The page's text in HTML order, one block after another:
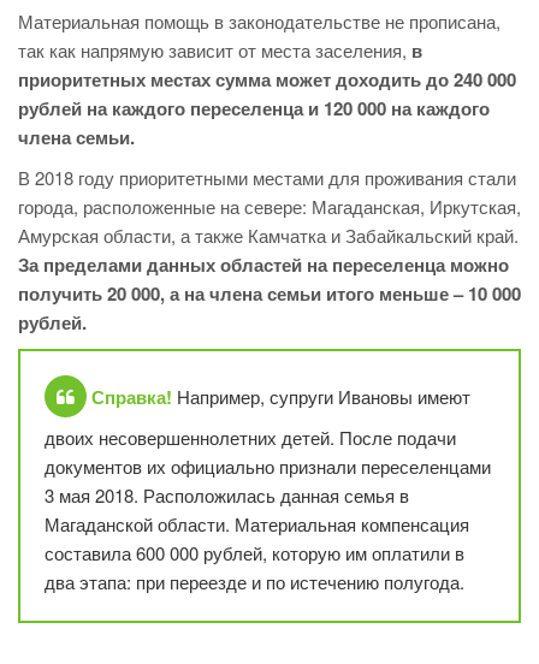
Материальная помощь в законодательстве не прописана,
так как напрямую зависит от места заселения, в
приоритетных местах сумма может доходить до 240 000
рублей на каждого переселенца и 120 000 на каждого
члена семьи.
В 2018 году приоритетными местами для проживания стали
города, расположенные на севере: Магаданская, Иркутская,
Амурская области, а также Камчатка и Забайкальский край.
За пределами данных областей на переселенца можно
получить 20 000, а на члена семьи итого меньше – 10 000
рублей.
Справка! Например, супруги Ивановы имеют
двоих несовершеннолетних детей. После подачи
документов их официально признали переселенцами
3 мая 2018. Расположилась данная семья в
Магаданской области. Материальная компенсация
составила 600 000 рублей, которую им оплатили в
два этапа: при переезде и по истечению полугода.